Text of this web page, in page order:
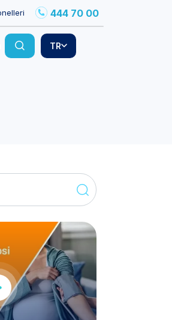
444 70 00
TR